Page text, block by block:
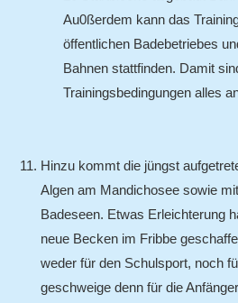
Au0ßerdem kann das
öffentlichen Badebetriebes
Bahnen stattfinden. Damit
Trainingsbedingungen alles
Hinzu kommt die jüngst
Algen am Mandichosee sowie
Badeseen. Etwas Erleichterung
neue Becken im Fribbe
weder für den Schulsport, noch
geschweige denn für die